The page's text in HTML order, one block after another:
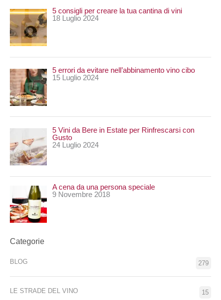
5 consigli per creare la tua cantina di vini
18 Luglio 2024
5 errori da evitare nell’abbinamento vino cibo
15 Luglio 2024
5 Vini da Bere in Estate per Rinfrescarsi con
Gusto
24 Luglio 2024
A cena da una persona speciale
9 Novembre 2018
Categorie
BLOG 279
LE STRADE DEL VINO 15